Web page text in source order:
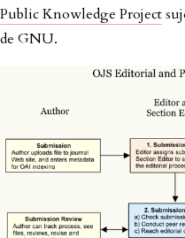
Public Knowledge Project
de GNU.